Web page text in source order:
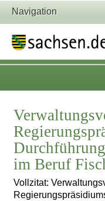
Navigation
im Beruf
Vollzitat: